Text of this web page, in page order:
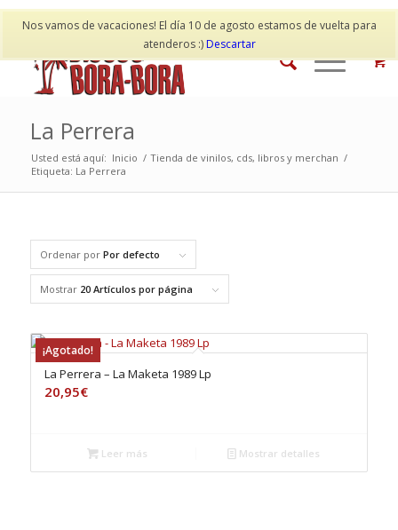
Nos vamos de vacaciones! El día 10 de agosto estamos de vuelta para
atenderos :)Descartar
Mi cuenta Contacto
La Perrera
Usted está aquí: Inicio / Tienda de vinilos, cds, libros y merchan /
Etiqueta: La Perrera
Ordenar por Por defecto
Mostrar 20 Artículos por página
¡Agotado!
La Perrera – La Maketa 1989 Lp
20,95€
Leer más Mostrar detalles